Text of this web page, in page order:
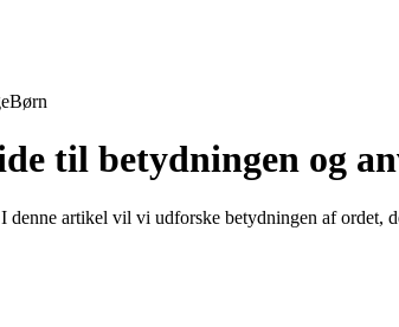
Børn
til betydningen og
denne artikel vil vi udforske betydningen af